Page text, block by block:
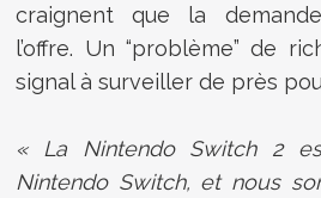
craignent que la
l’offre. Un “problème” de
signal à surveiller de près
« La Nintendo Switch 2
Nintendo Switch, et nous